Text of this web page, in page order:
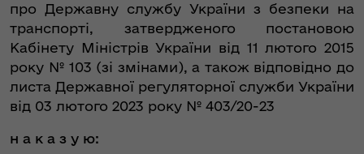
про Державну службу України з безпеки на
транспорті, затвердженого постановою
Кабінету Міністрів України від 11 лютого 2015
року № 103 (зі змінами), а також відповідно до
листа Державної регуляторної служби України
від 03 лютого 2023 року № 403/20-23
н а к а з у ю: